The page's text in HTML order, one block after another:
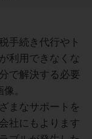
まなサポートを
社にもよります